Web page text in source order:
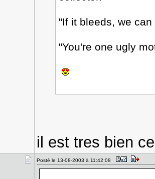
"If it bleeds, we can
"You're one ugly
il est tres bien
Posté le 13-08-2003 à 11:42:08